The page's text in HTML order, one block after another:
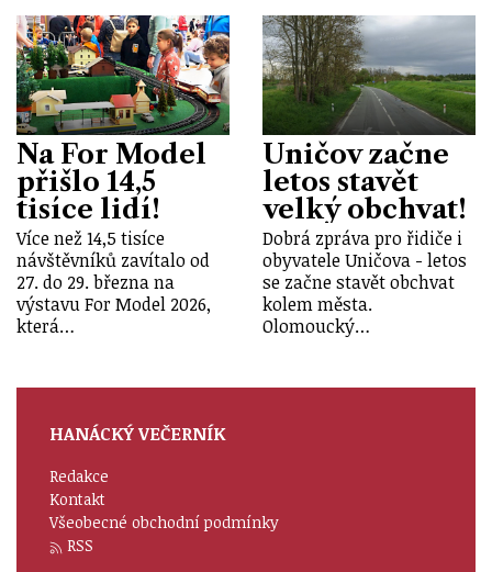
Na For Model
přišlo 14,5
tisíce lidí!
Více než 14,5 tisíce
návštěvníků zavítalo od
27. do 29. března na
výstavu For Model 2026,
která…
Uničov začne
letos stavět
velký obchvat!
Dobrá zpráva pro řidiče i
obyvatele Uničova - letos
se začne stavět obchvat
kolem města.
Olomoucký…
HANÁCKÝ VEČERNÍK
Redakce
Kontakt
Všeobecné obchodní podmínky
RSS